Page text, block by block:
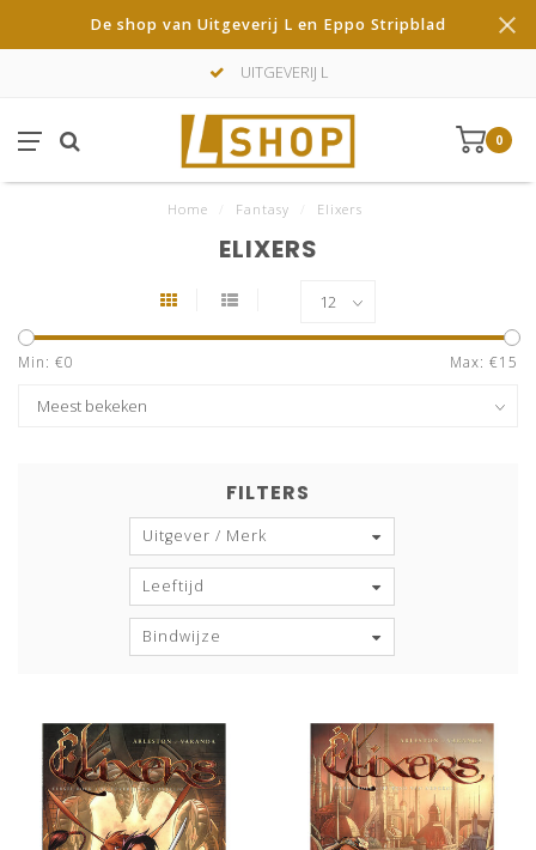
De shop van Uitgeverij L en Eppo Stripblad
UITGEVERIJ L
0
Home Fantasy Elixers
ELIXERS
Min: €0 Max: €15
FILTERS
Uitgever / Merk
Leeftijd
Bindwijze